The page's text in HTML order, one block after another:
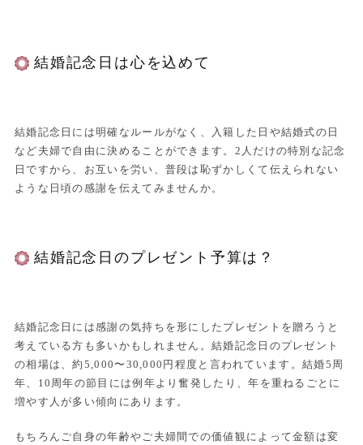
結婚記念日は心を込めて
結婚記念日には明確なルールがなく、入籍した日や結婚式の日
など夫婦で自由に決めることができます。2人だけの特別な記念
日ですから、お互いを労い、普段は恥ずかしくて伝えられない
ような日頃の感謝を伝えてみませんか。
結婚記念日のプレゼント予算は？
結婚記念日には感謝の気持ちを形にしたプレゼントを贈ろうと
考えている方も多いかもしれません。結婚記念日のプレゼント
の相場は、約5,000〜30,000円程度と言われています。結婚5周
年、10周年の節目には例年より奮発したり、年を重ねるごとに
増やす人が多い傾向にあります。
もちろんご自身の年齢やご夫婦間での価値観によって金額は変